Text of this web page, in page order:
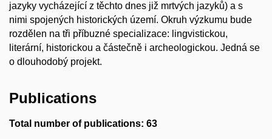
jazyky vycházející z těchto dnes již mrtvých jazyků) a s
nimi spojených historických území. Okruh výzkumu bude
rozdělen na tři příbuzné specializace: lingvistickou,
literární, historickou a částečně i archeologickou. Jedná se
o dlouhodobý projekt.
Publications
Total number of publications: 63